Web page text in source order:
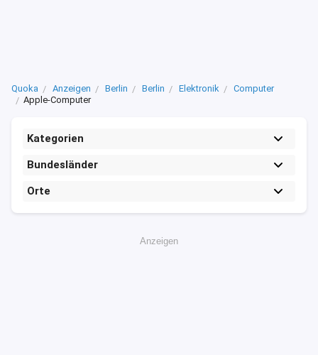
Quoka Anzeigen Berlin Berlin Elektronik
Computer
Apple-Computer
Kategorien
Bundesländer
Orte
Anzeigen